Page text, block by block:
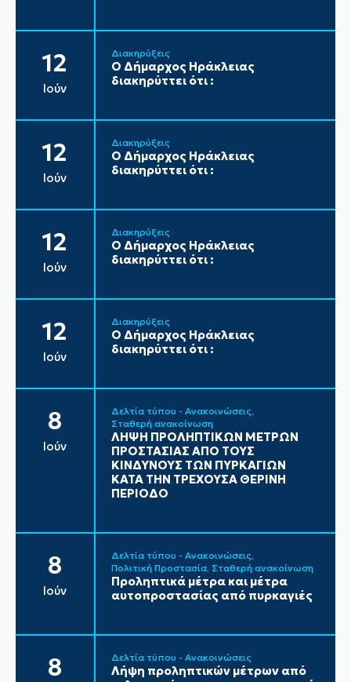
12
Ιούν
Διακηρύξεις
Ο Δήμαρχος Ηράκλειας
διακηρύττει ότι :
12
Ιούν
Διακηρύξεις
Ο Δήμαρχος Ηράκλειας
διακηρύττει ότι :
12
Ιούν
Διακηρύξεις
Ο Δήμαρχος Ηράκλειας
διακηρύττει ότι :
12
Ιούν
Διακηρύξεις
Ο Δήμαρχος Ηράκλειας
διακηρύττει ότι :
8
Ιούν
Δελτία τύπου - Ανακοινώσεις
Σταθερή ανακοίνωση
ΛΗΨΗ ΠΡΟΛΗΠΤΙΚΩΝ ΜΕΤΡΩΝ
ΠΡΟΣΤΑΣΙΑΣ ΑΠΟ ΤΟΥΣ
ΚΙΝΔΥΝΟΥΣ ΤΩΝ ΠΥΡΚΑΓΙΩΝ
ΚΑΤΑ ΤΗΝ ΤΡΕΧΟΥΣΑ ΘΕΡΙΝΗ
ΠΕΡΙΟΔΟ
8
Ιούν
Δελτία τύπου - Ανακοινώσεις
Πολιτική Προστασία Σταθερή ανακοίνωση
Προληπτικά μέτρα και μέτρα
αυτοπροστασίας από πυρκαγιές
8 Δελτία τύπου - Ανακοινώσεις
Λήψη προληπτικών μέτρων από